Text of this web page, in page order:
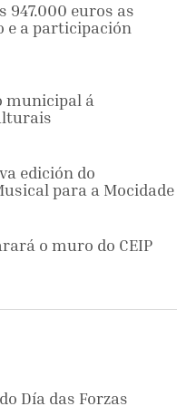
947.000 euros as
e a participación
municipal á
edición do
para a Mocidade
o muro do CEIP
Día das Forzas